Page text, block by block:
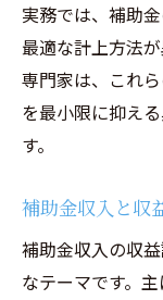
実務では、補助
最適な計上方法
専門家は、これ
を最小限に抑え
す。
補助金収入と収
補助金収入の収
なテーマです。